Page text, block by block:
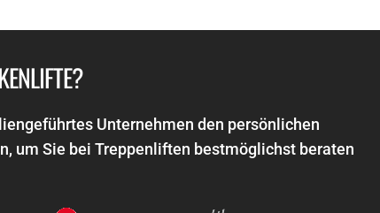
Unternehmen den persönlichen
um Sie bei Treppenliften bestmöglichst beraten